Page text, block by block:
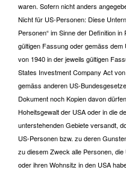
waren. Sofern nicht anders
Nicht für US-Personen: Diese
Personen“ im Sinne der Definition
gültigen Fassung oder gemäss
von 1940 in der jeweils gültigen
States Investment Company Act
gemäss anderen US-
Dokument noch Kopien davon
Hoheitsgewalt der USA oder in die
unterstehenden Gebiete versandt,
US-Personen bzw. zu deren
zu diesem Zweck alle Personen,
oder ihren Wohnsitz in den USA